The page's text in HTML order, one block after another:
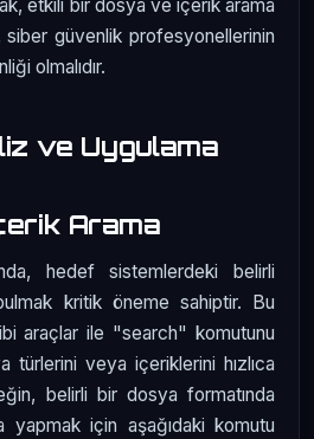
etkili bir dosya ve içerik arama
güvenlik profesyonellerinin
olmalıdır.
ve Uygulama
Arama
hedef sistemlerdeki belirli
kritik öneme sahiptir. Bu
araçlar ile "search" komutunu
türlerini veya içeriklerini hızlıca
belirli bir dosya formatında
yapmak için aşağıdaki komutu